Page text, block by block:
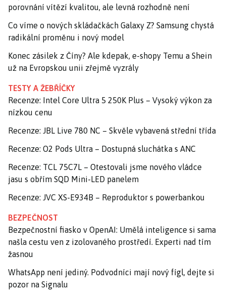
porovnání vítězí kvalitou, ale levná rozhodně není
Co víme o nových skládačkách Galaxy Z? Samsung chystá
radikální proměnu i nový model
Konec zásilek z Číny? Ale kdepak, e-shopy Temu a Shein
už na Evropskou unii zřejmě vyzrály
TESTY A ŽEBŘÍČKY
Recenze: Intel Core Ultra 5 250K Plus – Vysoký výkon za
nízkou cenu
Recenze: JBL Live 780 NC – Skvěle vybavená střední třída
Recenze: O2 Pods Ultra – Dostupná sluchátka s ANC
Recenze: TCL 75C7L – Otestovali jsme nového vládce
jasu s obřím SQD Mini-LED panelem
Recenze: JVC XS-E934B – Reproduktor s powerbankou
BEZPEČNOST
Bezpečnostní fiasko v OpenAI: Umělá inteligence si sama
našla cestu ven z izolovaného prostředí. Experti nad tím
žasnou
WhatsApp není jediný. Podvodníci mají nový fígl, dejte si
pozor na Signalu